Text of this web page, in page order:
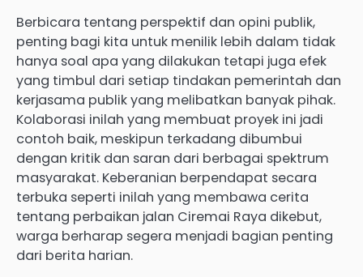
Berbicara tentang perspektif dan opini publik,
penting bagi kita untuk menilik lebih dalam tidak
hanya soal apa yang dilakukan tetapi juga efek
yang timbul dari setiap tindakan pemerintah dan
kerjasama publik yang melibatkan banyak pihak.
Kolaborasi inilah yang membuat proyek ini jadi
contoh baik, meskipun terkadang dibumbui
dengan kritik dan saran dari berbagai spektrum
masyarakat. Keberanian berpendapat secara
terbuka seperti inilah yang membawa cerita
tentang perbaikan jalan Ciremai Raya dikebut,
warga berharap segera menjadi bagian penting
dari berita harian.